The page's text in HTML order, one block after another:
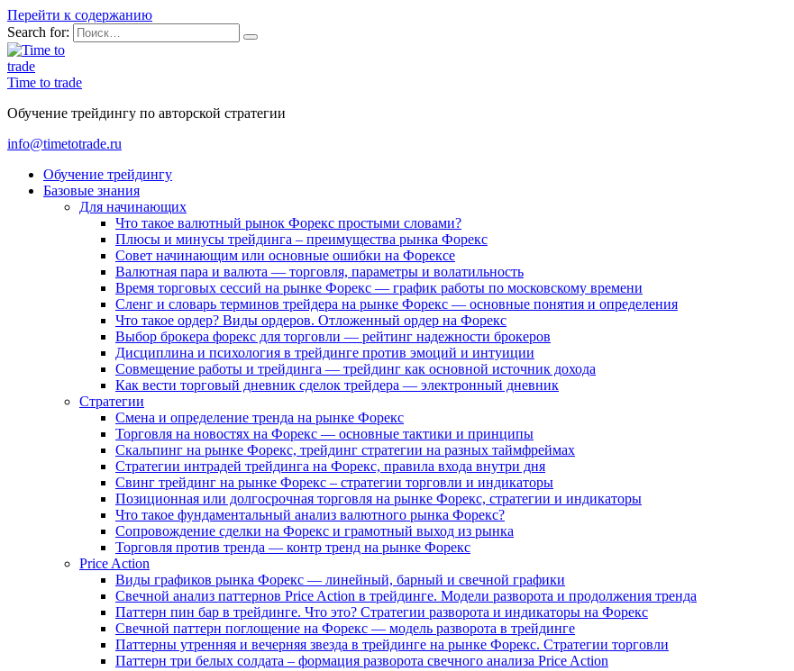
Перейти к содержанию
Search for:
Time to trade
Обучение трейдингу по авторской стратегии
info@timetotrade.ru
Обучение трейдингу
Базовые знания
Для начинающих
Что такое валютный рынок Форекс простыми словами?
Плюсы и минусы трейдинга – преимущества рынка Форекс
Совет начинающим или основные ошибки на Форексе
Валютная пара и валюта — торговля, параметры и волатильность
Время торговых сессий на рынке Форекс — график работы по московскому времени
Сленг и словарь терминов трейдера на рынке Форекс — основные понятия и определения
Что такое ордер? Виды ордеров. Отложенный ордер на Форекс
Выбор брокера форекс для торговли — рейтинг надежности брокеров
Дисциплина и психология в трейдинге против эмоций и интуиции
Совмещение работы и трейдинга — трейдинг как основной источник дохода
Как вести торговый дневник сделок трейдера — электронный дневник
Стратегии
Смена и определение тренда на рынке Форекс
Торговля на новостях на Форекс — основные тактики и принципы
Скальпинг на рынке Форекс, трейдинг стратегии на разных таймфреймах
Стратегии интрадей трейдинга на Форекс, правила входа внутри дня
Свинг трейдинг на рынке Форекс – стратегии торговли и индикаторы
Позиционная или долгосрочная торговля на рынке Форекс, стратегии и индикаторы
Что такое фундаментальный анализ валютного рынка Форекс?
Сопровождение сделки на Форекс и грамотный выход из рынка
Торговля против тренда — контр тренд на рынке Форекс
Price Action
Виды графиков рынка Форекс — линейный, барный и свечной графики
Свечной анализ паттернов Price Action в трейдинге. Модели разворота и продолжения тренда
Паттерн пин бар в трейдинге. Что это? Стратегии разворота и индикаторы на Форекс
Свечной паттерн поглощение на Форекс — модель разворота в трейдинге
Паттерны утренняя и вечерняя звезда в трейдинге на рынке Форекс. Стратегии торговли
Паттерн три белых солдата – формация разворота свечного анализа Price Action